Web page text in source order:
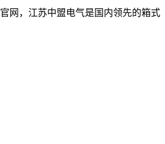
网，江苏中盟电气是国内领先的箱式